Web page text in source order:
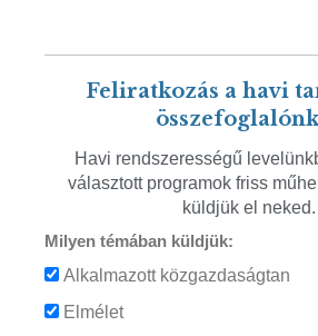
Feliratkozás a havi
Havi rendszerességű
választott programok friss
küldjük el neked.
Milyen témában küldjük:
Alkalmazott közgazdaságtan
Elmélet